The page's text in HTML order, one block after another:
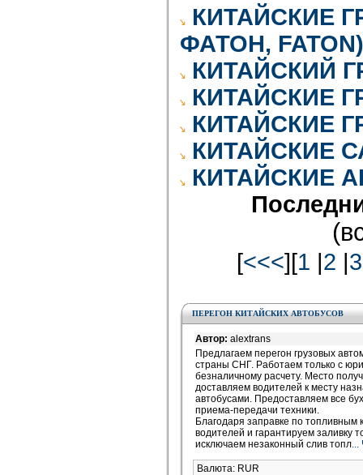
КИТАЙСКИЕ
ФАТОН, FATON)
КИТАЙСКИЙ
КИТАЙСКИЕ
КИТАЙСКИЕ
КИТАЙСКИЕ
КИТАЙСКИЕ
[<<<][1 |2 |3
ПЕРЕГОН КИТАЙСКИХ АВТОБУСОВ
Автор: alextrans
Предлагаем перегон грузовых
страны СНГ. Работаем только с
безналичному расчету. Место
доставляем водителей к месту
автобусами. Предоставляем все
приема-передачи техники.
Благодаря заправке по
водителей и гарантируем заливку
исключаем незаконный слив топл...
Валюта: RUR